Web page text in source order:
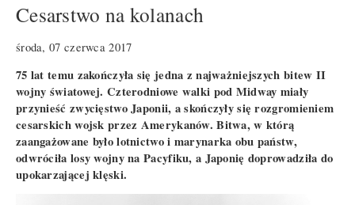
Cesarstwo na kolanach
środa, 07 czerwca 2017
75 lat temu zakończyła się jedna z najważniejszych bitew II
wojny światowej. Czterodniowe walki pod Midway miały
przynieść zwycięstwo Japonii, a skończyły się rozgromieniem
cesarskich wojsk przez Amerykanów. Bitwa, w którą
zaangażowane było lotnictwo i marynarka obu państw,
odwróciła losy wojny na Pacyfiku, a Japonię doprowadziła do
upokarzającej klęski.